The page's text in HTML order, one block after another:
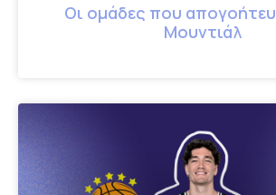
Οι ομάδες που
Μουντιάλ